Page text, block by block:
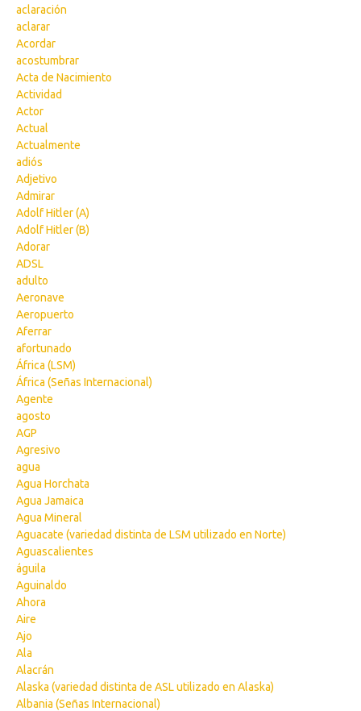
aclaración
aclarar
Acordar
acostumbrar
Acta de Nacimiento
Actividad
Actor
Actual
Actualmente
adiós
Adjetivo
Admirar
Adolf Hitler (A)
Adolf Hitler (B)
Adorar
ADSL
adulto
Aeronave
Aeropuerto
Aferrar
afortunado
África (LSM)
África (Señas Internacional)
Agente
agosto
AGP
Agresivo
agua
Agua Horchata
Agua Jamaica
Agua Mineral
Aguacate (variedad distinta de LSM utilizado en Norte)
Aguascalientes
águila
Aguinaldo
Ahora
Aire
Ajo
Ala
Alacrán
Alaska (variedad distinta de ASL utilizado en Alaska)
Albania (Señas Internacional)